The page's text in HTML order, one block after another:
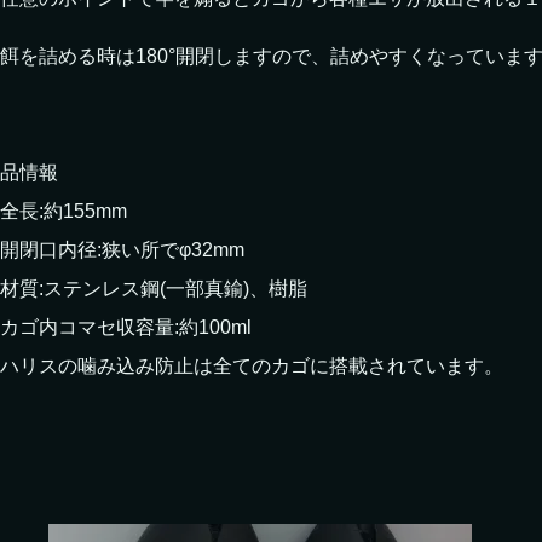
餌を詰める時は180°開閉しますので、詰めやすくなっていま
品情報
全長:約155mm
開閉口内径:狭い所でφ32mm
材質:ステンレス鋼(一部真鍮)、樹脂
カゴ内コマセ収容量:約100ml
ハリスの噛み込み防止は全てのカゴに搭載されています。